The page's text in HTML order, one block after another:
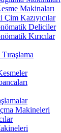
Makinaları
Kazıyıcılar
Deliciler
Kırıcılar
Makineleri